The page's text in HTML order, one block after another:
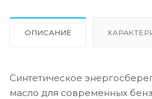
ОПИСАНИЕ
Синтетическое
масло для современных